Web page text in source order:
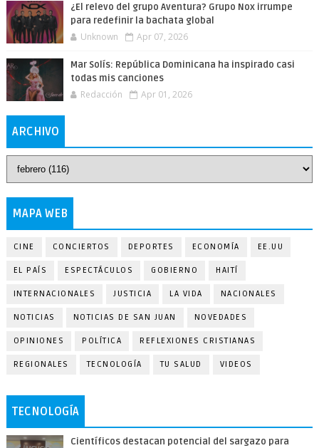
¿El relevo del grupo Aventura? Grupo Nox irrumpe
para redefinir la bachata global
Unknown Apr 07, 2026
Mar Solís: República Dominicana ha inspirado casi
todas mis canciones
Redacción Apr 01, 2026
ARCHIVO
MAPA WEB
CINE CONCIERTOS DEPORTES ECONOMÍA EE.UU
EL PAÍS ESPECTÁCULOS GOBIERNO HAITÍ
INTERNACIONALES JUSTICIA LA VIDA NACIONALES
NOTICIAS NOTICIAS DE SAN JUAN NOVEDADES
OPINIONES POLÍTICA REFLEXIONES CRISTIANAS
REGIONALES TECNOLOGÍA TU SALUD VIDEOS
TECNOLOGÍA
Científicos destacan potencial del sargazo para